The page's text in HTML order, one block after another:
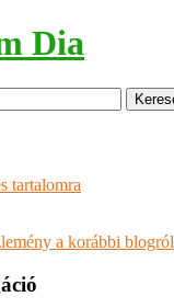
Dia
tartalomra
a korábbi blogról